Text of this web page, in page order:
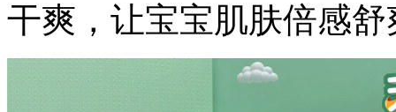
干爽，让宝宝肌肤倍感舒